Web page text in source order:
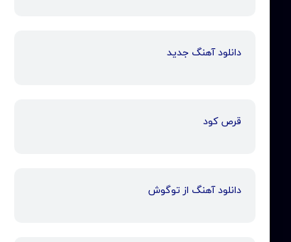
دانلود آهنگ جدید
قرص کود
دانلود آهنگ از توگوش